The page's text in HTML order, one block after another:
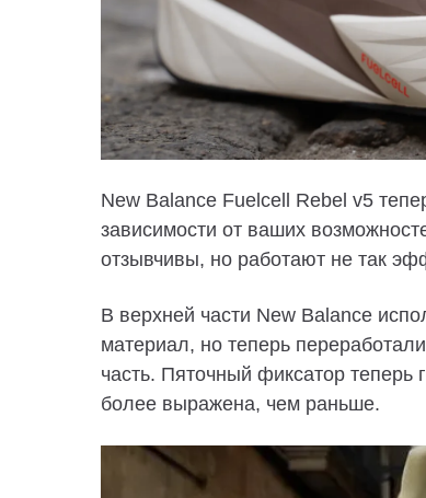
New Balance Fuelcell Rebel v5
зависимости от ваших
отзывчивы, но работают не так
В верхней части New Balance
материал, но теперь
часть. Пяточный фиксатор
более выражена, чем раньше.